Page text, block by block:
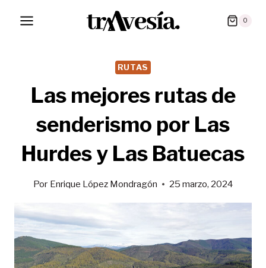
0
RUTAS
Las mejores rutas de
senderismo por Las
Hurdes y Las Batuecas
Por Enrique López Mondragón 25 marzo, 2024